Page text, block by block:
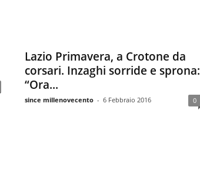
Lazio Primavera, a Crotone da
corsari. Inzaghi sorride e sprona:
“Ora...
since millenovecento - 6 Febbraio 2016 0